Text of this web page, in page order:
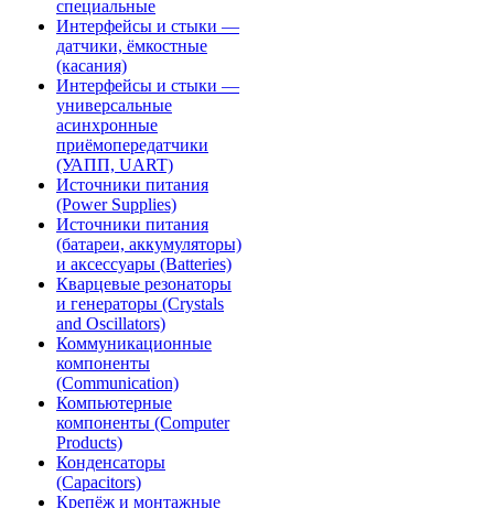
специальные
Интерфейсы и стыки —
датчики, ёмкостные
(касания)
Интерфейсы и стыки —
универсальные
асинхронные
приёмопередатчики
(УАПП, UART)
Источники питания
(Power Supplies)
Источники питания
(батареи, аккумуляторы)
и аксессуары (Batteries)
Кварцевые резонаторы
и генераторы (Crystals
and Oscillators)
Коммуникационные
компоненты
(Communication)
Компьютерные
компоненты (Computer
Products)
Конденсаторы
(Capacitors)
Крепёж и монтажные